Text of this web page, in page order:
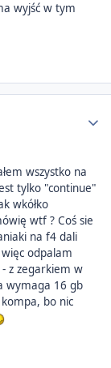
wyjść w tym
wszystko na
tylko "continue"
wkółko
wtf ? Coś sie
na f4 dali
odpalam
- z zegarkiem w
wymaga 16 gb
bo nic